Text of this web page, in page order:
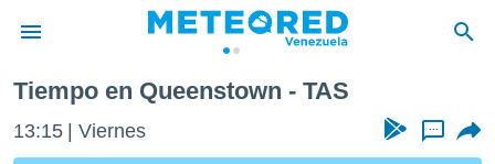
de
Tiempo en Queenstown - TAS
13:15 Viernes ...